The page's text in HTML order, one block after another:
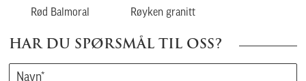
Rød Balmoral Røyken granitt
HAR DU SPØRSMÅL TIL OSS?